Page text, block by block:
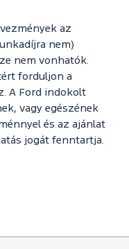
az
nem)
nem vonhatók.
forduljon a
A Ford indokolt
vagy egészének
és az ajánlat
jogát fenntartja.